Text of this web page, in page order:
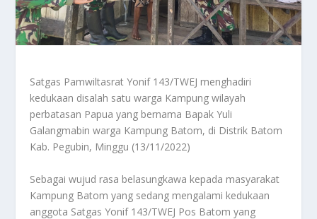
Satgas Pamwiltasrat Yonif 143/TWEJ menghadiri
kedukaan disalah satu warga Kampung wilayah
perbatasan Papua yang bernama Bapak Yuli
Galangmabin warga Kampung Batom, di Distrik Batom
Kab. Pegubin, Minggu (13/11/2022)
Sebagai wujud rasa belasungkawa kepada masyarakat
Kampung Batom yang sedang mengalami kedukaan
anggota Satgas Yonif 143/TWEJ Pos Batom yang